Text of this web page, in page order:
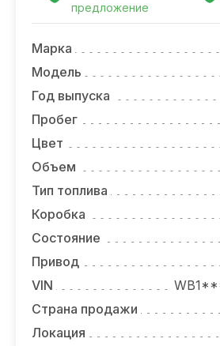
ОТЗЫВЫ
ВАКАНСИИ
О КОМПАНИИ
КОНТАКТЫ
предложение
Марка
Модель
Год выпуска
Пробег
Цвет
Объем
Тип топлива
Коробка
Состояние
Привод
VIN
Страна продажи
Локация